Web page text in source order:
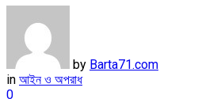
by Barta71.com
in আইন ও অপরাধ
0